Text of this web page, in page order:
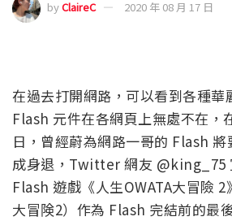
byClaireC 2020 年 08 月 17 日
在過去打開網路，可以看到各種華
Flash 元件在各網頁上無處不在，
日，曾經蔚為網路一哥的 Flash
成身退，Twitter 網友 @king_75
Flash 遊戲《人生OWATA大冒險
大冒険2）作為 Flash 完結前的最